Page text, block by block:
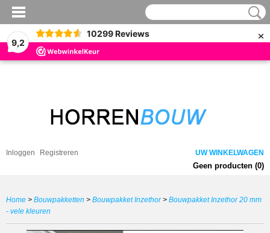
9,2
10299 Reviews ×
Inloggen Registreren UW WINKELWAGEN
Geen producten (0)
Home > Bouwpakketten > Bouwpakket Inzethor> Bouwpakket Inzethor 20 mm
- vele kleuren